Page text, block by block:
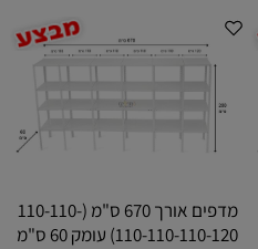
מדפים אורך 670 ס"מ (110-110-
110-110-110-120) עומק 60 ס"מ